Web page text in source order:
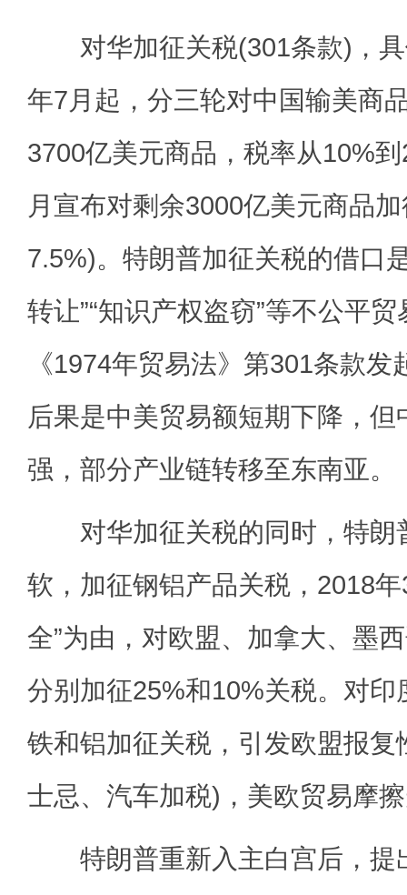
对华加征关税(301条款)，具
年7月起，分三轮对中国输美商
3700亿美元商品，税率从10%
月宣布对剩余3000亿美元商品
7.5%)。特朗普加征关税的借口
转让”“知识产权盗窃”等不公平
《1974年贸易法》第301条款
后果是中美贸易额短期下降，
强，部分产业链转移至东南亚。
对华加征关税的同时，特朗
软，加征钢铝产品关税，2018
全”为由，对欧盟、加拿大、墨
分别加征25%和10%关税。对印
铁和铝加征关税，引发欧盟报复
士忌、汽车加税)，美欧贸易摩
特朗普重新入主白宫后，提